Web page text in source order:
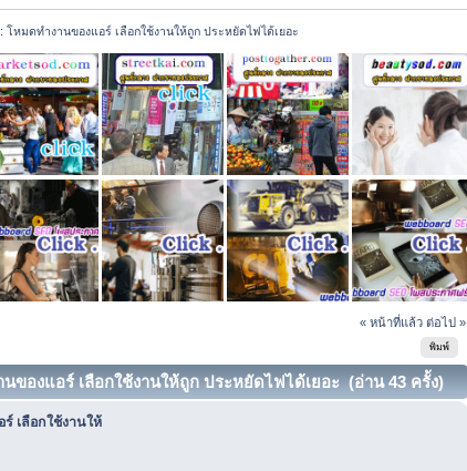
โหมดทำงานของแอร์ เลือกใช้งานให้ถูก ประหยัดไฟได้เยอะ
« หน้าที่แล้ว ต่อไป »
พิมพ์
ของแอร์ เลือกใช้งานให้ถูก ประหยัดไฟได้เยอะ (อ่าน 43 ครั้ง)
เลือกใช้งานให้